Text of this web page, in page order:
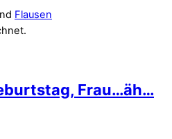
Flausen
Frau…äh…